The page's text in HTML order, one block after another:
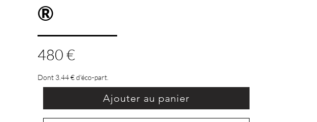
®
480 €
Dont 3.44 € d'éco-part.
Ajouter au panier